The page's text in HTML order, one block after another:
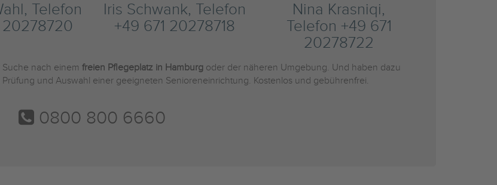
Telefon
20278720
Iris Schwank, Telefon
+49 671 20278718
Nina Krasniqi,
Telefon +49 671
20278722
nach einem freien Pflegeplatz in Hamburg oder der näheren Umgebung. Und haben dazu
und Auswahl einer geeigneten Senioreneinrichtung. Kostenlos und gebührenfrei.
0800 800 6660